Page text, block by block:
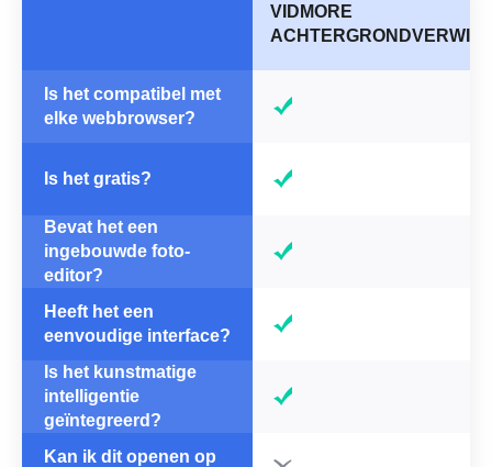
Is het compatibel met
elke webbrowser?
Is het gratis?
Bevat het een
ingebouwde foto-
editor?
Heeft het een
eenvoudige interface?
Is het kunstmatige
intelligentie
geïntegreerd?
Kan ik dit openen op
VIDMORE